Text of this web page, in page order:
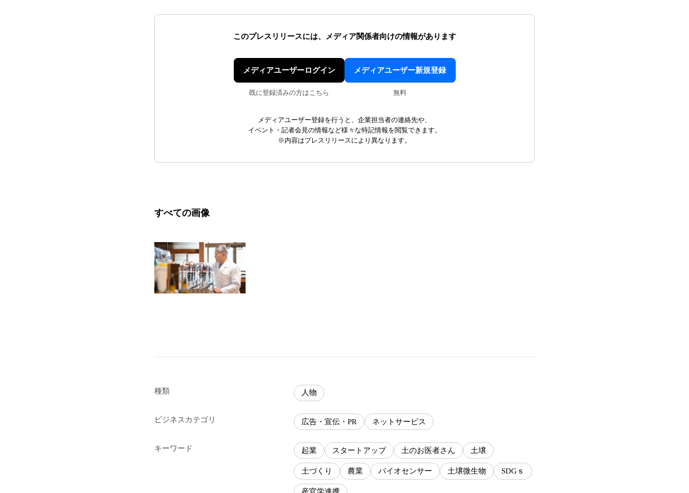
このプレスリリースには、 メディア関係者向けの情報があります
メディアユーザーログイン
既に登録済みの方はこちら
メディアユーザー新規登録
無料
メディアユーザー登録を行うと、企業担当者の連絡先や、
イベント・記者会見の情報など様々な特記情報を閲覧できます。
※内容はプレスリリースにより異なります。
すべての画像
種類 人物
ビジネスカテゴリ 広告・宣伝・PR ネットサービス
キーワード 起業 スタートアップ 土のお医者さん 土壌
土づくり 農業 バイオセンサー 土壌微生物 SDGｓ